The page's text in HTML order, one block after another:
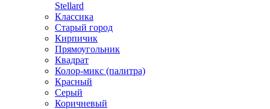
Stellard
Классика
Старый город
Кирпичик
Прямоугольник
Квадрат
Колор-микс (палитра)
Красный
Серый
Коричневый